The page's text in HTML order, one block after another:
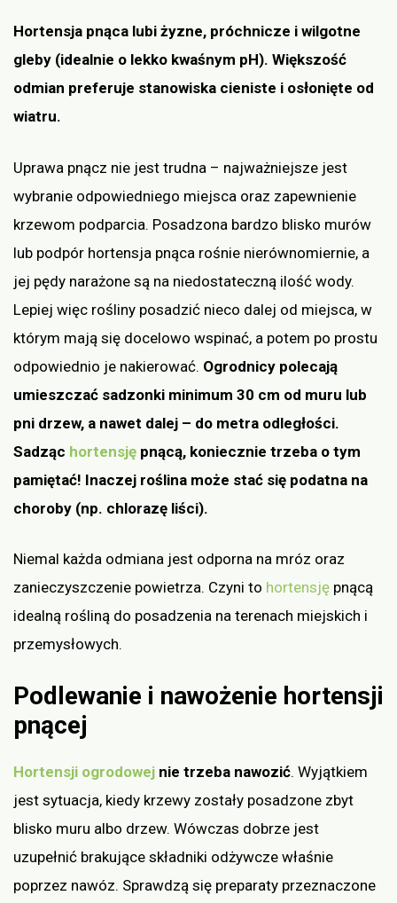
Hortensja pnąca lubi żyzne, próchnicze i wilgotne
gleby (idealnie o lekko kwaśnym pH). Większość
odmian preferuje stanowiska cieniste i osłonięte od
wiatru.
Uprawa pnącz nie jest trudna – najważniejsze jest
wybranie odpowiedniego miejsca oraz zapewnienie
krzewom podparcia. Posadzona bardzo blisko murów
lub podpór hortensja pnąca rośnie nierównomiernie, a
jej pędy narażone są na niedostateczną ilość wody.
Lepiej więc rośliny posadzić nieco dalej od miejsca, w
którym mają się docelowo wspinać, a potem po prostu
odpowiednio je nakierować. Ogrodnicy polecają
umieszczać sadzonki minimum 30 cm od muru lub
pni drzew, a nawet dalej – do metra odległości.
Sadząc hortensję pnącą, koniecznie trzeba o tym
pamiętać! Inaczej roślina może stać się podatna na
choroby (np. chlorazę liści).
Niemal każda odmiana jest odporna na mróz oraz
zanieczyszczenie powietrza. Czyni to hortensję pnącą
idealną rośliną do posadzenia na terenach miejskich i
przemysłowych.
Podlewanie i nawożenie hortensji
pnącej
Hortensji ogrodowej nie trzeba nawozić. Wyjątkiem
jest sytuacja, kiedy krzewy zostały posadzone zbyt
blisko muru albo drzew. Wówczas dobrze jest
uzupełnić brakujące składniki odżywcze właśnie
poprzez nawóz. Sprawdzą się preparaty przeznaczone